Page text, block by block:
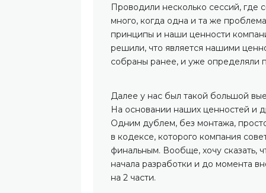
Проводили несколько сессий, где
много, когда одна и та же
принципы и наши ценности
решили, что является нашими
собраны ранее, и уже определяли
Далее у нас был такой большой
На основании наших ценностей и
Одним дублем, без монтажа,
в кодексе, которого компания
финальным. Вообще, хочу сказать,
начала разработки и до момента
на 2 части.